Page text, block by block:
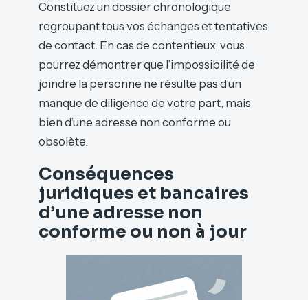
Constituez un dossier chronologique
regroupant tous vos échanges et tentatives
de contact. En cas de contentieux, vous
pourrez démontrer que l’impossibilité de
joindre la personne ne résulte pas d’un
manque de diligence de votre part, mais
bien d’une adresse non conforme ou
obsolète.
Conséquences
juridiques et bancaires
d’une adresse non
conforme ou non à jour